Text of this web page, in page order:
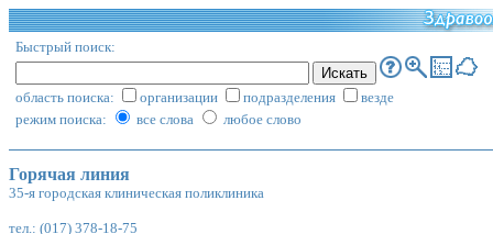
Быстрый поиск:
область поиска: организации подразделения
везде
режим поиска:
все слова любое слово
Горячая линия
35-я городская клиническая поликлиника
тел.: (017) 378-18-75